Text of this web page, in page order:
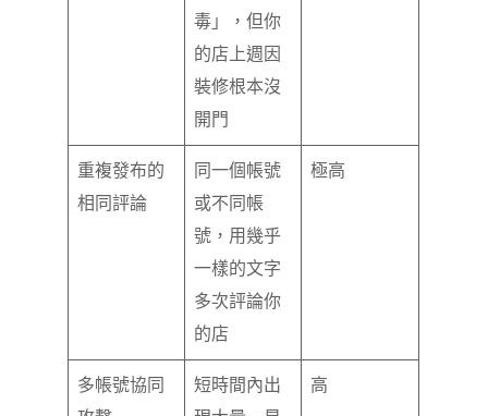
毒」，但你
的店上週因
裝修根本沒
開門
重複發布的
相同評論
同一個帳號
或不同帳
號，用幾乎
一樣的文字
多次評論你
的店
極高
多帳號協同
短時間內出
高